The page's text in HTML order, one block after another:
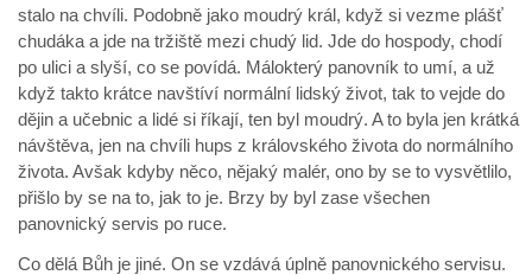
stalo na chvíli. Podobně jako moudrý král, když si vezme plášť
chudáka a jde na tržiště mezi chudý lid. Jde do hospody, chodí
po ulici a slyší, co se povídá. Málokterý panovník to umí, a už
když takto krátce navštíví normální lidský život, tak to vejde do
dějin a učebnic a lidé si říkají, ten byl moudrý. A to byla jen krátká
návštěva, jen na chvíli hups z královského života do normálního
života. Avšak kdyby něco, nějaký malér, ono by se to vysvětlilo,
přišlo by se na to, jak to je. Brzy by byl zase všechen
panovnický servis po ruce.
Co dělá Bůh je jiné. On se vzdává úplně panovnického servisu.